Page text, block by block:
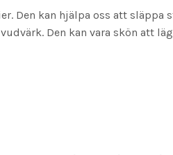
Den kan hjälpa oss att
Den kan vara skön att